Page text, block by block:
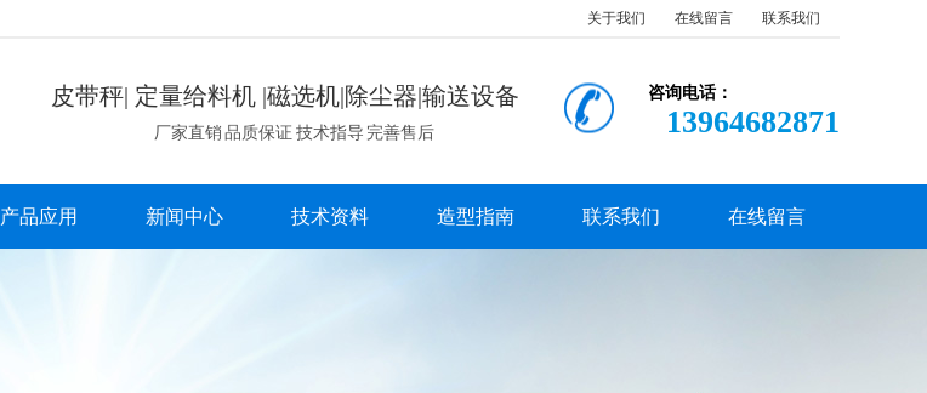
关于我们 在线留言 联系我们
皮带秤| 定量给料机 |磁选机|除尘器|输送设备
厂家直销 品质保证 技术指导 完善售后
咨询电话：
13964682871
产品应用 新闻中心 技术资料 造型指南 联系我们 在线留言